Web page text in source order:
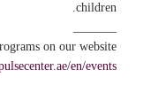
children.
on our website:
en/events